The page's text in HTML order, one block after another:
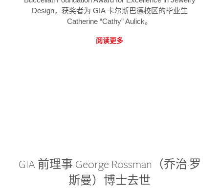
Design，获奖者为 GIA 卡尔斯巴德校区的毕业生
Catherine “Cathy” Aulick。
阅读更多
GIA 前理事 George Rossman（乔治·罗
斯曼）博士去世